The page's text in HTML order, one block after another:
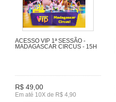
ACESSO VIP 1ª SESSÃO -
MADAGASCAR CIRCUS - 15H
R$ 49,00
Em até 10X de R$ 4,90